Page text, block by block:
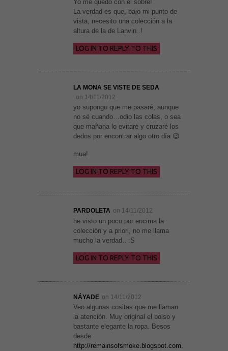
Yo me quedo con el sobre!
La verdad es que, bajo mi punto de
vista, necesito una colección a la
altura de la de Lanvin..!
LOG IN TO REPLY TO THIS
LA MONA SE VISTE DE SEDA
on 14/11/2012
yo supongo que me pasaré, aunque
no sé cuando…odio las colas, o sea
que mañana lo evitaré y cruzaré los
dedos por encontrar algo otro día 😉
mua!
LOG IN TO REPLY TO THIS
PARDOLETA on 14/11/2012
he visto un poco por encima la
colección y a priori, no me llama
mucho la verdad.. :S
LOG IN TO REPLY TO THIS
NÁYADE on 14/11/2012
Veo algunas cositas que me llaman
la atención. Muy original el bolso y
bastante elegante la ropa. Besos
desde
http://remainsofsmoke.blogspot.com.